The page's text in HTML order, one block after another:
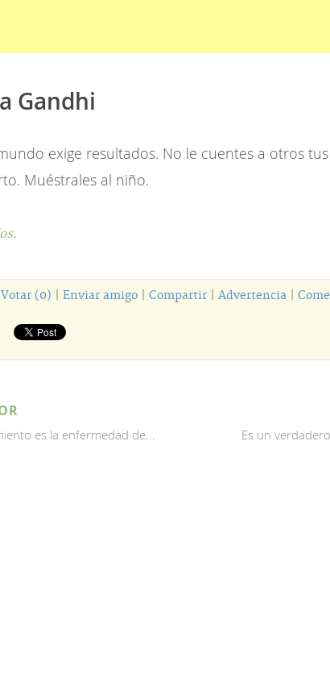
Gandhi
exige resultados. No le cuentes a otros
Muéstrales al niño.
Votar (0) Enviar amigo Compartir Advertencia
es la enfermedad de... Es un